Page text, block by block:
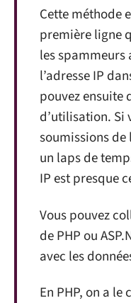
Cette méthode
première ligne
les spammeurs
l’adresse IP
pouvez ensuite
d’utilisation. Si
soumissions de
un laps de
IP est presque
Vous pouvez
de PHP ou
avec les
En PHP, on a le